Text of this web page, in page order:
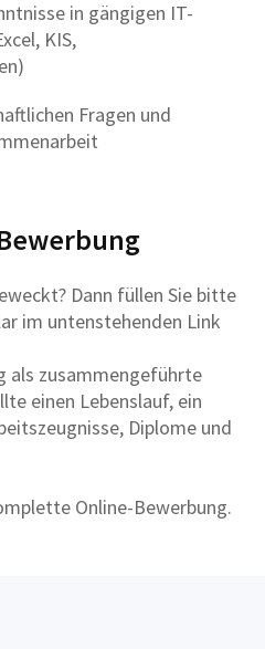
in gängigen IT-
KIS,
Fragen und
Dann füllen Sie bitte
im untenstehenden Link
als zusammengeführte
einen Lebenslauf, ein
Diplome und
Online-Bewerbung.